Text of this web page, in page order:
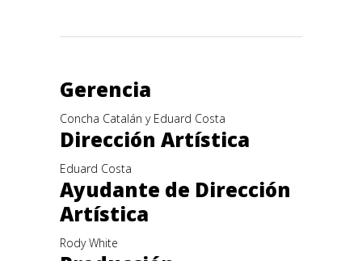
Gerencia
Concha Catalán y Eduard Costa
Dirección Artística
Eduard Costa
Ayudante de Dirección
Artística
Rody White